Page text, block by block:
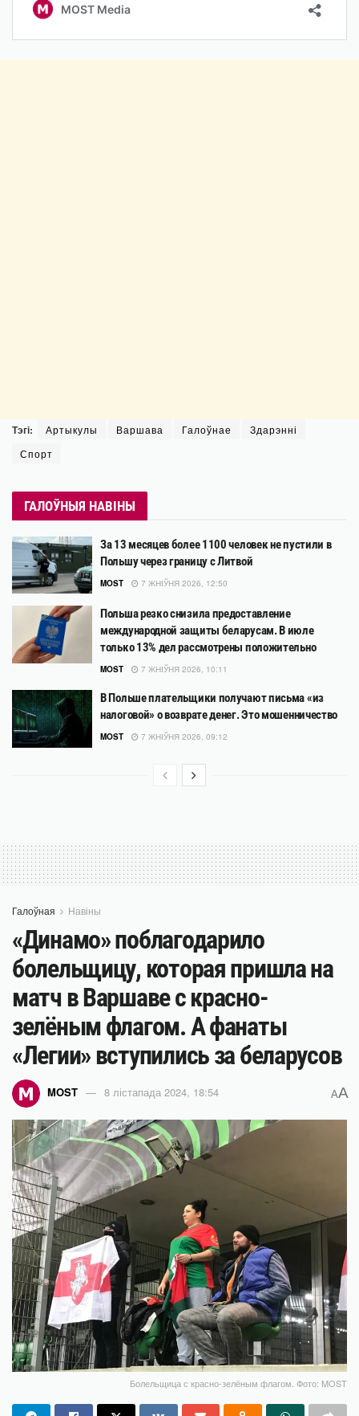
Тэгі: Артыкулы Варшава Галоўнае
Здарэнні
Спорт
ГАЛОЎНЫЯ НАВІНЫ
За 13 месяцев более 1100 человек не пустили в
Польшу через границу с Литвой
MOST 7 ЖНІЎНЯ 2026, 12:50
Польша резко снизила предоставление
международной защиты беларусам. В июле
только 13% дел рассмотрены положительно
MOST 7 ЖНІЎНЯ 2026, 10:11
В Польше плательщики получают письма «из
налоговой» о возврате денег. Это мошенничество
MOST 7 ЖНІЎНЯ 2026, 09:12
Галоўная Навіны
«Динамо» поблагодарило
болельщицу, которая пришла на
матч в Варшаве с красно-
зелёным флагом. А фанаты
«Легии» вступились за беларусов
MOST 8 лістапада 2024, 18:54 AA
Болельщица с красно-зелёным флагом. Фото: MOST